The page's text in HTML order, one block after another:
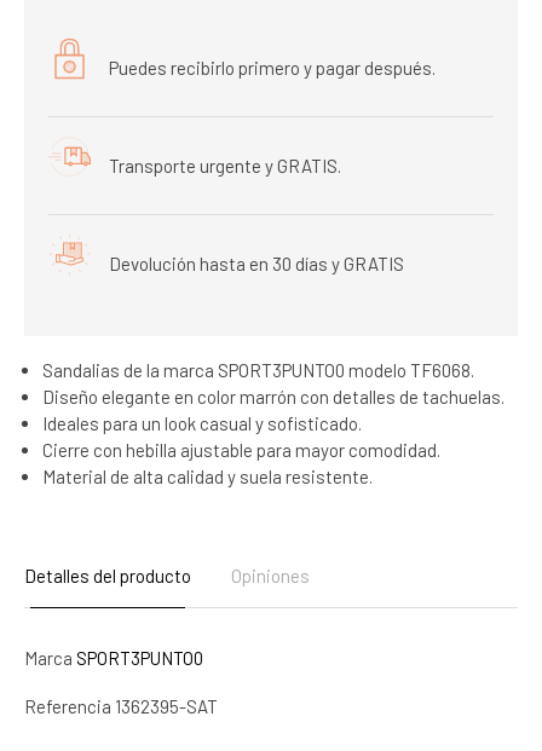
Puedes recibirlo primero y pagar después.
Transporte urgente y GRATIS.
Devolución hasta en 30 días y GRATIS
Sandalias de la marca SPORT3PUNTO0 modelo TF6068.
Diseño elegante en color marrón con detalles de tachuelas.
Ideales para un look casual y sofisticado.
Cierre con hebilla ajustable para mayor comodidad.
Material de alta calidad y suela resistente.
Detalles del producto Opiniones
Marca SPORT3PUNTO0
Referencia 1362395-SAT